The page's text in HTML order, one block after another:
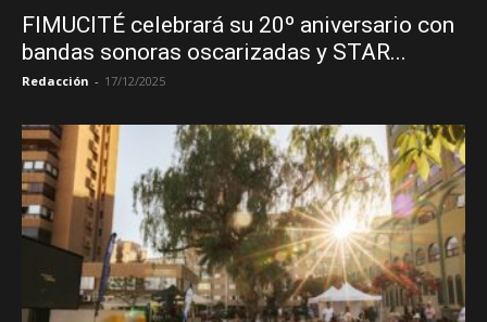
FIMUCITÉ celebrará su 20º aniversario con
bandas sonoras oscarizadas y STAR...
Redacción - 17/12/2025